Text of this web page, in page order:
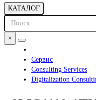
КАТАЛОГ
×
Сервис
Consulting Services
Digitalization